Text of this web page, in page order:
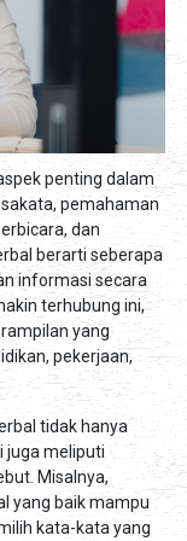
penting dalam
pemahaman
dan
berarti seberapa
informasi secara
terhubung ini,
yang
pekerjaan,
tidak hanya
juga meliputi
Misalnya,
yang baik mampu
kata-kata yang